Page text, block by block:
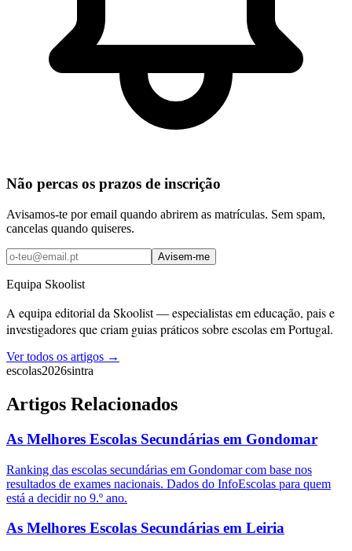
Não percas os prazos de inscrição
Avisamos-te por email quando abrirem as matrículas. Sem spam,
cancelas quando quiseres.
Avisem-me
Equipa Skoolist
A equipa editorial da Skoolist — especialistas em educação, pais e
investigadores que criam guias práticos sobre escolas em Portugal.
Ver todos os artigos →
escolas2026sintra
Artigos Relacionados
As Melhores Escolas Secundárias em Gondomar
Ranking das escolas secundárias em Gondomar com base nos
resultados de exames nacionais. Dados do InfoEscolas para quem
está a decidir no 9.º ano.
As Melhores Escolas Secundárias em Leiria